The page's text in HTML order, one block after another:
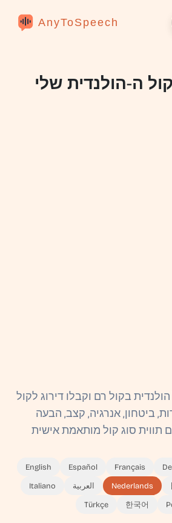
AnyToSpeech
ה-הולנדית שלי
בקול רם וקבלו דירוג לקול
ביטחון, אנרגיה, קצב, הבעה
English Español Français
Italiano العربية Nederlands
Türkçe 한국어